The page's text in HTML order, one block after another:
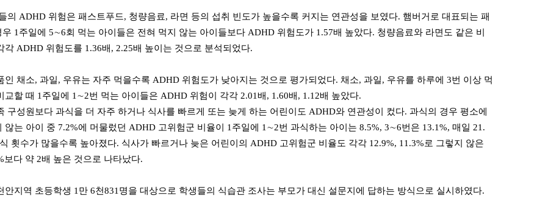
의 ADHD 위험은 패스트푸드, 청량음료, 라면 등의 섭취 빈도가 높을수록 커지는 연관성을 보였다. 햄버거로 대표되는 패
1주일에 5∼6회 먹는 아이들은 전혀 먹지 않는 아이들보다 ADHD 위험도가 1.57배 높았다. 청량음료와 라면도 같은 비
각 ADHD 위험도를 1.36배, 2.25배 높이는 것으로 분석되었다.
인 채소, 과일, 우유는 자주 먹을수록 ADHD 위험도가 낮아지는 것으로 평가되었다. 채소, 과일, 우유를 하루에 3번 이상 먹
교할 때 1주일에 1∼2번 먹는 아이들은 ADHD 위험이 각각 2.01배, 1.60배, 1.12배 높았다.
구성원보다 과식을 더 자주 하거나 식사를 빠르게 또는 늦게 하는 어린이도 ADHD와 연관성이 컸다. 과식의 경우 평소에
않는 아이 중 7.2%에 머물렀던 ADHD 고위험군 비율이 1주일에 1∼2번 과식하는 아이는 8.5%, 3∼6번은 13.1%, 매일 21.
횟수가 많을수록 높아졌다. 식사가 빠르거나 늦은 어린이의 ADHD 고위험군 비율도 각각 12.9%, 11.3%로 그렇지 않은
보다 약 2배 높은 것으로 나타났다.
안지역 초등학생 1만 6천831명을 대상으로 학생들의 식습관 조사는 부모가 대신 설문지에 답하는 방식으로 실시하였다.